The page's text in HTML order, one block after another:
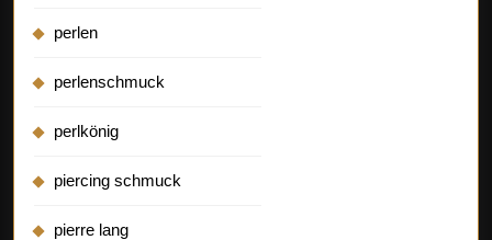
perlen
perlenschmuck
perlkönig
piercing schmuck
pierre lang